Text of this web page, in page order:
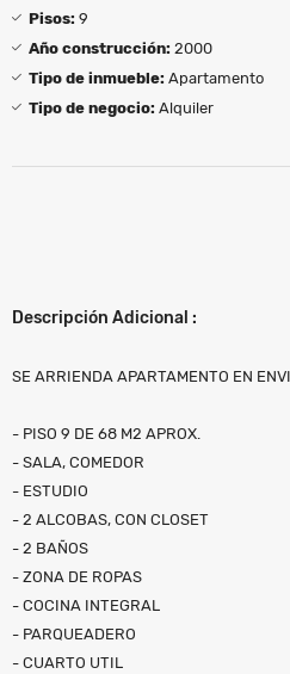
Pisos: 9
Año construcción: 2000
Tipo de inmueble: Apartamento
Tipo de negocio: Alquiler
Descripción Adicional :
SE ARRIENDA APARTAMENTO EN
- PISO 9 DE 68 M2 APROX.
- SALA, COMEDOR
- ESTUDIO
- 2 ALCOBAS, CON CLOSET
- 2 BAÑOS
- ZONA DE ROPAS
- COCINA INTEGRAL
- PARQUEADERO
- CUARTO UTIL